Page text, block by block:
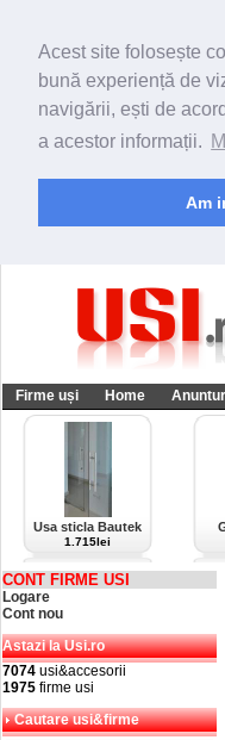
Acest site folosește
bună experiență de
navigării, ești de
a acestor informații.
Am
Firme uși Home
Usa sticla Bautek
1.715lei
CONT FIRME USI
Logare
Cont nou
Astazi la Usi.ro
7074 usi&accesorii
1975 firme usi
Cautare usi&firme